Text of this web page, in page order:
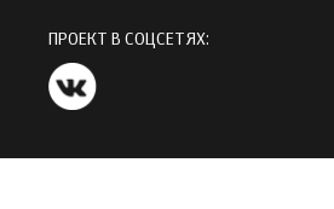
ПРОЕКТ В СОЦСЕТЯХ: